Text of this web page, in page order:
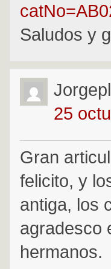
Saludos y
25
Gran
felicito, y
antiga, los
agradesco
hermanos.